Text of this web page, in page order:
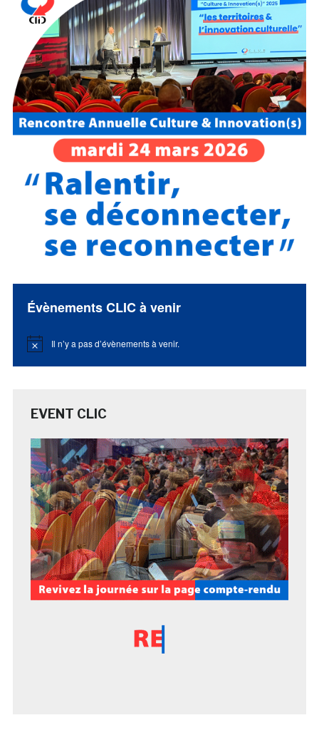
Évènements CLIC à venir
Notice Il n’y a pas d’évènements à venir.
EVENT CLIC